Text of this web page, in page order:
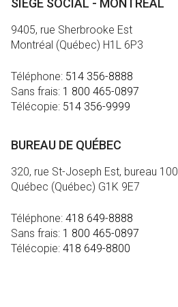
SIÈGE SOCIAL - MONTRÉAL
9405, rue Sherbrooke Est
Montréal (Québec) H1L 6P3
Téléphone: 514 356-8888
Sans frais: 1 800 465-0897
Télécopie: 514 356-9999
BUREAU DE QUÉBEC
320, rue St-Joseph Est, bureau 100
Québec (Québec) G1K 9E7
Téléphone: 418 649-8888
Sans frais: 1 800 465-0897
Télécopie: 418 649-8800